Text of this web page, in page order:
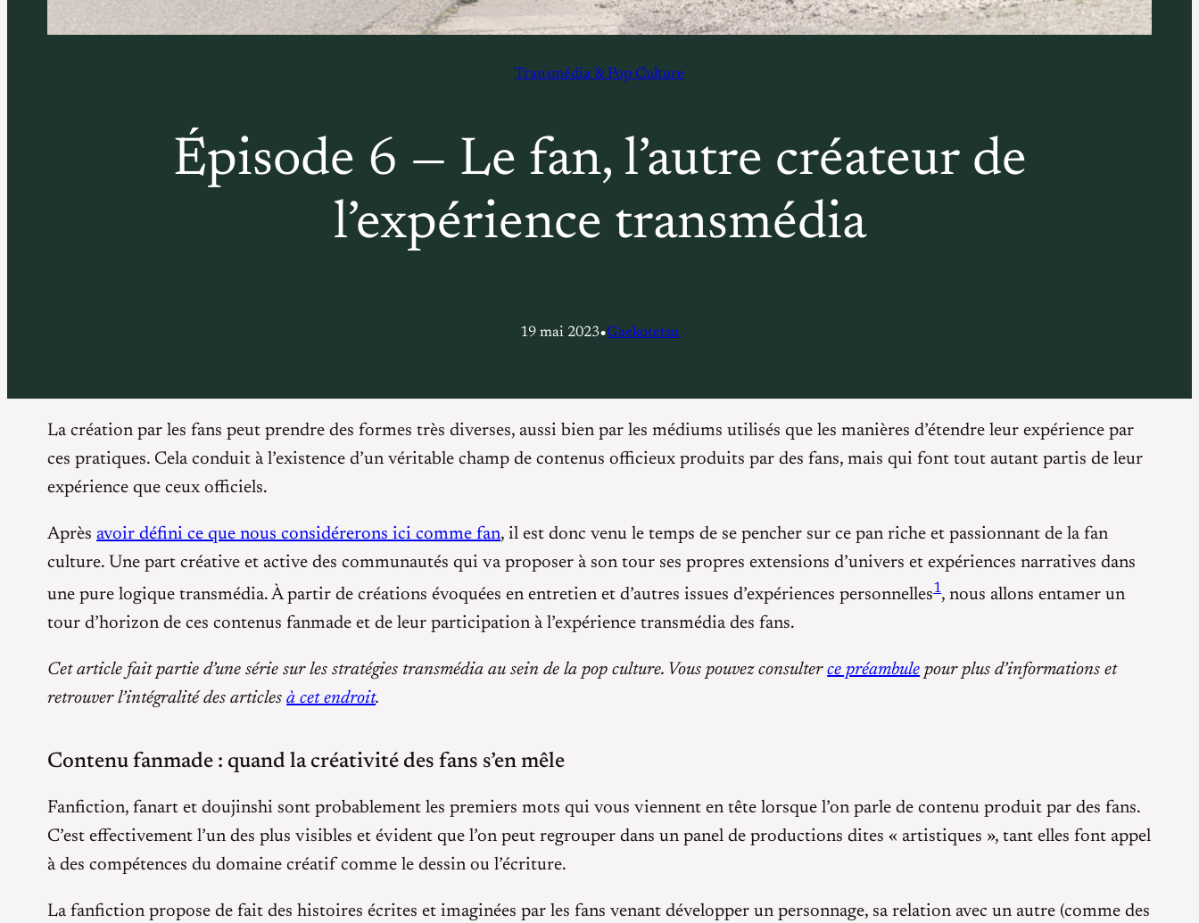
Transmédia & Pop Culture
Épisode 6 — Le fan, l’autre créateur de
l’expérience transmédia
19 mai 2023•Gaekotetsu
La création par les fans peut prendre des formes très diverses, aussi bien par les médiums utilisés que les manières d’étendre leur expérience par
ces pratiques. Cela conduit à l’existence d’un véritable champ de contenus officieux produits par des fans, mais qui font tout autant partis de leur
expérience que ceux officiels.
Après avoir défini ce que nous considérerons ici comme fan, il est donc venu le temps de se pencher sur ce pan riche et passionnant de la fan
culture. Une part créative et active des communautés qui va proposer à son tour ses propres extensions d’univers et expériences narratives dans
une pure logique transmédia. À partir de créations évoquées en entretien et d’autres issues d’expériences personnelles1, nous allons entamer un
tour d’horizon de ces contenus fanmade et de leur participation à l’expérience transmédia des fans.
Cet article fait partie d’une série sur les stratégies transmédia au sein de la pop culture. Vous pouvez consulterce préambule pour plus d’informations et
retrouver l’intégralité des articlesà cet endroit.
Contenu fanmade : quand la créativité des fans s’en mêle
Fanfiction, fanart et doujinshi sont probablement les premiers mots qui vous viennent en tête lorsque l’on parle de contenu produit par des fans.
C’est effectivement l’un des plus visibles et évident que l’on peut regrouper dans un panel de productions dites « artistiques », tant elles font appel
à des compétences du domaine créatif comme le dessin ou l’écriture.
La fanfiction propose de fait des histoires écrites et imaginées par les fans venant développer un personnage, sa relation avec un autre (comme des